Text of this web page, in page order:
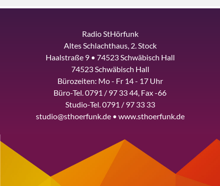
Radio StHörfunk
Altes Schlachthaus, 2. Stock
Haalstraße 9 • 74523 Schwäbisch Hall
74523 Schwäbisch Hall
Bürozeiten: Mo - Fr 14 - 17 Uhr
Büro-Tel. 0791 / 97 33 44, Fax -66
Studio-Tel. 0791 / 97 33 33
studio@sthoerfunk.de • www.sthoerfunk.de